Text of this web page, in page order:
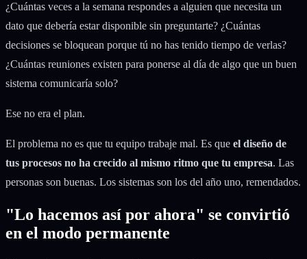
¿Cuántas veces a la semana respondes a alguien que necesita un
dato que debería estar disponible sin preguntarte? ¿Cuántas
decisiones se bloquean porque tú no has tenido tiempo de verlas?
¿Cuántas reuniones existen para ponerse al día de algo que un buen
sistema comunicaría solo?
Ese no era el plan.
El problema no es que tu equipo trabaje mal. Es que el diseño de
tus procesos no ha crecido al mismo ritmo que tu empresa. Las
personas son buenas. Los sistemas son los del año uno, remendados.
"Lo hacemos así por ahora" se convirtió
en el modo permanente